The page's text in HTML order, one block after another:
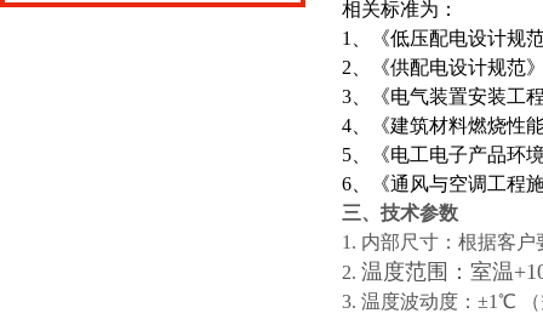
相关标准为：
1、
《低压配电设计规
2、
《供配电设计规范
3、
《电气装置安装工
4、
《建筑材料燃烧性
5、
《电工电子产品环
6、
《通风与空调工程
三、技术参数
1. 内部尺寸：根据客户
2. 温度范围：室温
3. 温度波动度：±1℃